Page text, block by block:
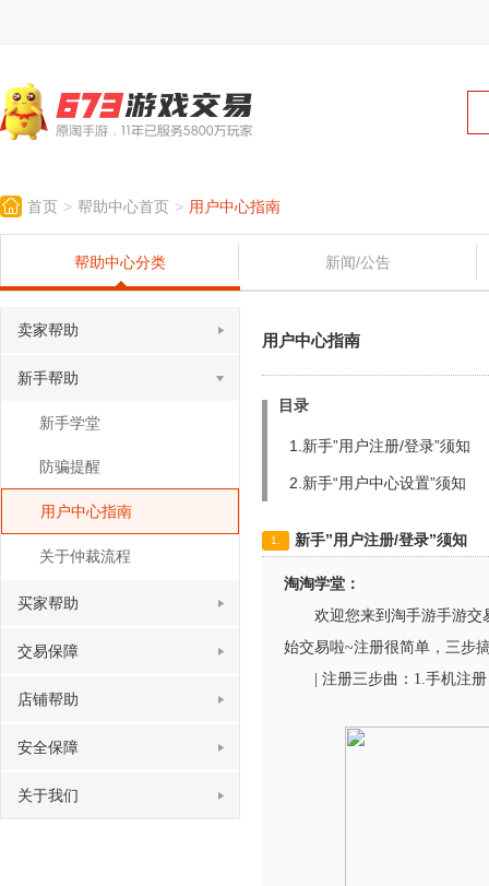
首页 > 帮助中心首页 > 用户中心指南
帮助中心分类 新闻/公告
卖家帮助
新手帮助
新手学堂
防骗提醒
用户中心指南
关于仲裁流程
买家帮助
交易保障
店铺帮助
安全保障
关于我们
用户中心指南
目录
1.新手”用户注册/登录”须知
2.新手“用户中心设置”须知
1. 新手”用户注册/登录”须知
淘淘学堂：
欢迎您来到淘手游手游交
始交易啦~注册很简单，三步
| 注册三步曲：1.手机注